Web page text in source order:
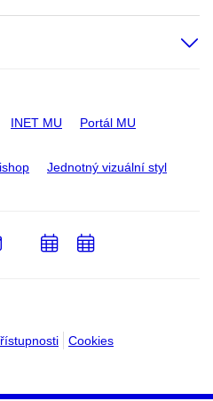
INET MU Portál MU
Jednotný vizuální styl
Cookies
e-
PřidatPřidat